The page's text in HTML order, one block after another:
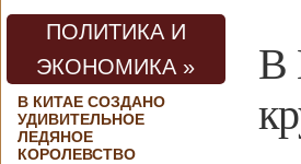
ПОЛИТИКА И
ЭКОНОМИКА »
В КИТАЕ СОЗДАНО
УДИВИТЕЛЬНОЕ
ЛЕДЯНОЕ
КОРОЛЕВСТВО
В